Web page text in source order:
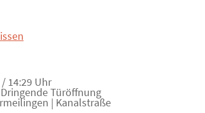
14:29 Uhr
Türöffnung
| Kanalstraße